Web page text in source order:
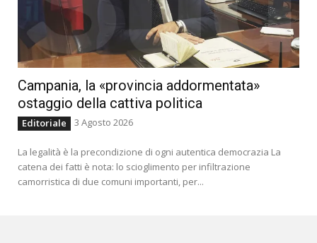
Campania, la «provincia addormentata»
ostaggio della cattiva politica
Editoriale 3 Agosto 2026
La legalità è la precondizione di ogni autentica democrazia La
catena dei fatti è nota: lo scioglimento per infiltrazione
camorristica di due comuni importanti, per...